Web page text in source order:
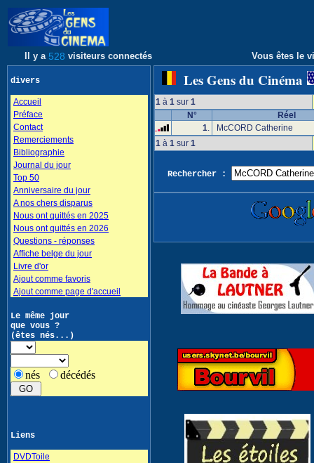
Il y a 528 visiteurs connectés Vous êtes le
divers
Accueil
Préface
Contact
Remerciements
Bibliographie
Journal du jour
Top 50
Anniversaire du jour
A nos chers disparus
Nous ont quittés en 2025
Nous ont quittés en 2026
Questions - réponses
Affiche belge du jour
Livre d'or
Ajout comme favoris
Ajout comme page d'accueil
Le même jour
que vous ?
(êtes nés...)
nés décédés
Liens
DVDToile
Les Gens du Cinéma
1 à 1 sur 1
N°
Réel
1.
McCORD Catherine
1 à 1 sur 1
Rechercher :